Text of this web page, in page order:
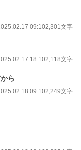
09:102,301文字
18:102,118文字
ら
09:102,249文字